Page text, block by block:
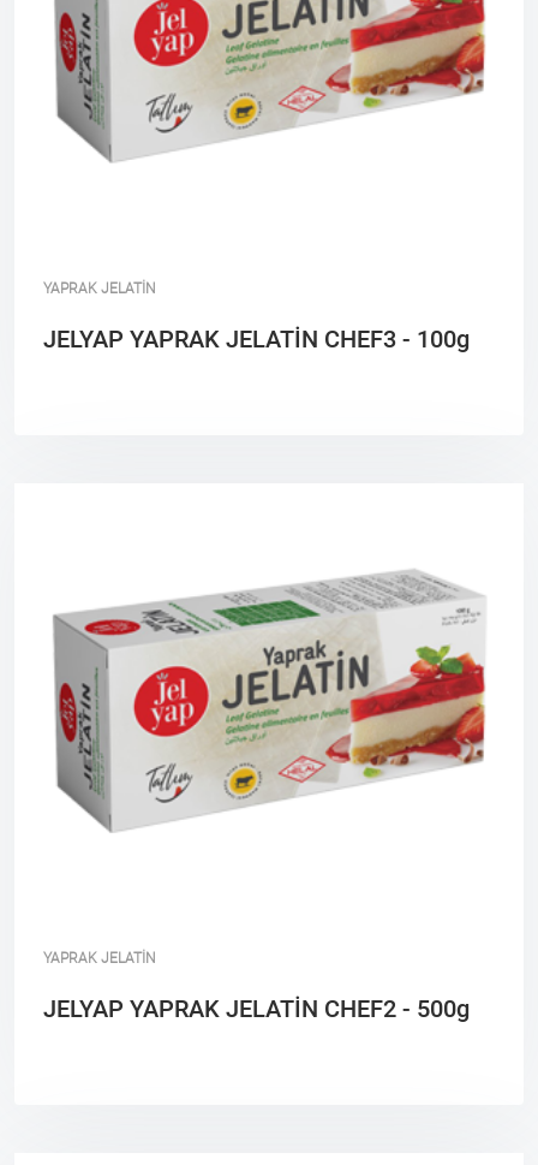
YAPRAK JELATİN
JELYAP YAPRAK JELATİN CHEF3 - 100g
YAPRAK JELATİN
JELYAP YAPRAK JELATİN CHEF2 - 500g